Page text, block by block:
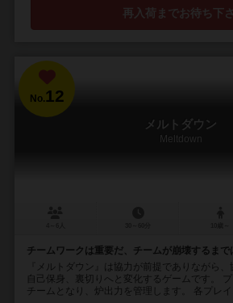
再入荷までお待ち下
No.12
メルトダウン
Meltdown
チームワークは重要だ、チームが崩壊するまで
『メルトダウン』は協力が前提でありながら、
自己保身、裏切りへと変化するゲームです。
チームとなり、炉出力を管理します。 各プレイ